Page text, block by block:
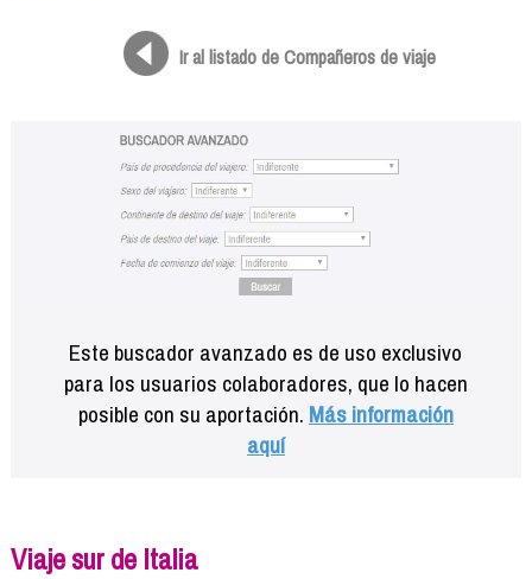
Ir al listado de Compañeros de viaje
Este buscador avanzado es de uso exclusivo
para los usuarios colaboradores, que lo hacen
posible con su aportación. Más información
aquí
Viaje sur de Italia